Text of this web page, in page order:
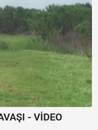
- VİDEO